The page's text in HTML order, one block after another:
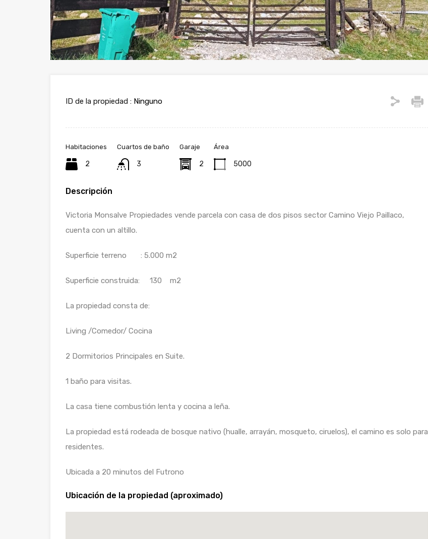
ID de la propiedad : Ninguno
Habitaciones
2
Cuartos de baño
3
Garaje
2
Área
5000
Descripción
Victoria Monsalve Propiedades vende parcela con casa de dos pisos sector Camino Viejo Paillaco,
cuenta con un altillo.
Superficie terreno : 5.000 m2
Superficie construida: 130 m2
La propiedad consta de:
Living /Comedor/ Cocina
2 Dormitorios Principales en Suite.
1 baño para visitas.
La casa tiene combustión lenta y cocina a leña.
La propiedad está rodeada de bosque nativo (hualle, arrayán, mosqueto, ciruelos), el camino es solo para
residentes.
Ubicada a 20 minutos del Futrono
Ubicación de la propiedad (aproximado)